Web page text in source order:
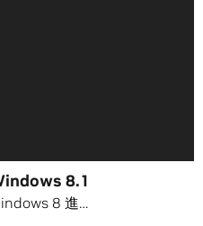
8.1
8 進…